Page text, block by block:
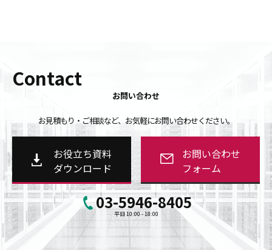
Contact
お問い合わせ
お見積もり・ご相談など、お気軽にお問い合わせください。
お役立ち資料
ダウンロード
お問い合わせ
フォーム
03-5946-8405
平日 10:00 - 18:00